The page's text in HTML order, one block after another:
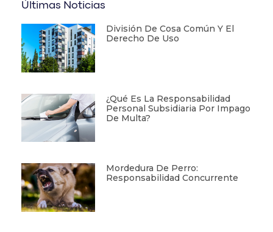
Últimas Noticias
División De Cosa Común Y El
Derecho De Uso
¿Qué Es La Responsabilidad
Personal Subsidiaria Por Impago
De Multa?
Mordedura De Perro:
Responsabilidad Concurrente